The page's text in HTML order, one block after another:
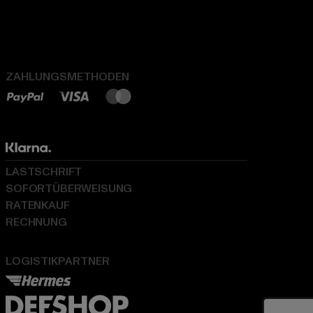
ZAHLUNGSMETHODEN
LOGISTIKPARTNER
LASTSCHRIFT
SOFORTÜBERWEISUNG
RATENKAUF
RECHNUNG